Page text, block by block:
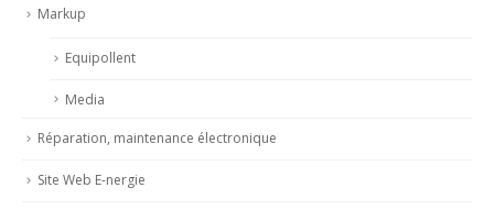
Markup
Equipollent
Media
Réparation, maintenance électronique
Site Web E-nergie